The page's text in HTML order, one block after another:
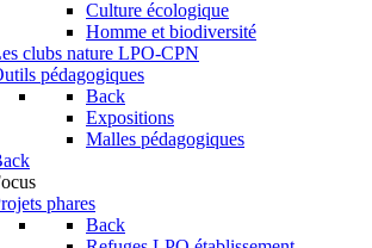
Culture écologique
Homme et biodiversité
clubs nature LPO-CPN
pédagogiques
Back
Expositions
Malles pédagogiques
phares
Back